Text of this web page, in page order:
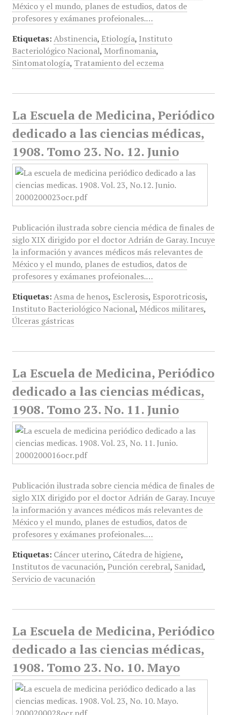
México y el mundo, planes de estudios, datos de
profesores y exámanes profeionales.…
Etiquetas: Abstinencia, Etiología, Instituto
Bacteriológico Nacional, Morfinomania,
Sintomatología, Tratamiento del eczema
La Escuela de Medicina, Periódico
dedicado a las ciencias médicas,
1908. Tomo 23. No. 12. Junio
Publicación ilustrada sobre ciencia médica de finales de
siglo XIX dirigido por el doctor Adrián de Garay. Incuye
la información y avances médicos más relevantes de
México y el mundo, planes de estudios, datos de
profesores y exámanes profeionales.…
Etiquetas: Asma de henos, Esclerosis, Esporotricosis,
Instituto Bacteriológico Nacional, Médicos militares,
Úlceras gástricas
La Escuela de Medicina, Periódico
dedicado a las ciencias médicas,
1908. Tomo 23. No. 11. Junio
Publicación ilustrada sobre ciencia médica de finales de
siglo XIX dirigido por el doctor Adrián de Garay. Incuye
la información y avances médicos más relevantes de
México y el mundo, planes de estudios, datos de
profesores y exámanes profeionales.…
Etiquetas: Cáncer uterino, Cátedra de higiene,
Institutos de vacunación, Punción cerebral, Sanidad,
Servicio de vacunación
La Escuela de Medicina, Periódico
dedicado a las ciencias médicas,
1908. Tomo 23. No. 10. Mayo